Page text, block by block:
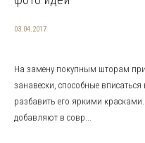
03.04.2017
На замену покупным шторам
занавески, способные
разбавить его яркими
добавляют в совр...